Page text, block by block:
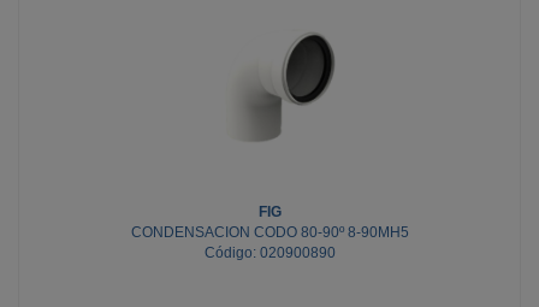
FIG
CONDENSACION CODO 80-90º 8-90MH5
Código: 020900890